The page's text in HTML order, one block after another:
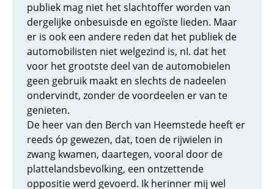
publiek mag niet het slachtoffer worden van
dergelijke onbesuisde en egoïste lieden. Maar
er is ook een andere reden dat het publiek de
automobilisten niet welgezind is, nI. dat het
voor het grootste deel van de automobielen
geen gebruik maakt en slechts de nadeelen
ondervindt, zonder de voordeelen er van te
genieten.
De heer van den Berch van Heemstede heeft er
reeds óp gewezen, dat, toen de rijwielen in
zwang kwamen, daartegen, vooral door de
plattelandsbevolking, een ontzettende
oppositie werd gevoerd. Ik herinner mij wel